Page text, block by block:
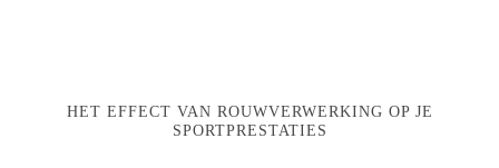
HET EFFECT VAN ROUWVERWERKING OP JE
SPORTPRESTATIES